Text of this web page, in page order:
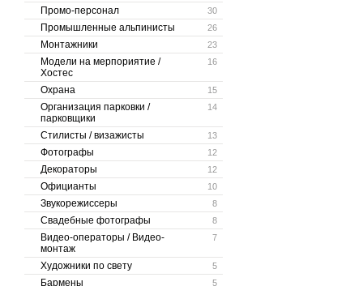
30
Промо-персонал
26
Промышленные альпинисты
23
Монтажники
16
Модели на мерпориятие /
Хостес
15
Охрана
14
Организация парковки /
парковщики
13
Стилисты / визажисты
12
Фотографы
12
Декораторы
10
Официанты
8
Звукорежиссеры
8
Свадебные фотографы
7
Видео-операторы / Видео-
монтаж
5
Художники по свету
5
Бармены